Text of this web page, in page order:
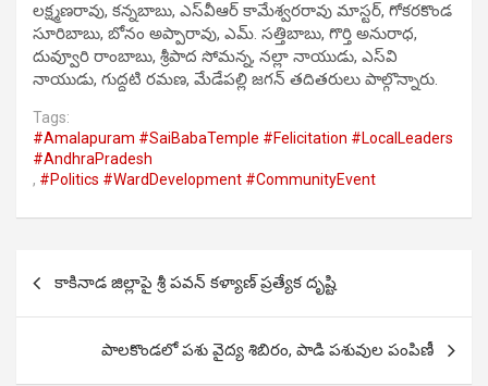
లక్ష్మణరావు, కన్నబాబు, ఎస్‌వీఆర్ కామేశ్వరరావు మాస్టర్, గోకరకొండ
సూరిబాబు, బోనం అప్పారావు, ఎమ్. సత్తిబాబు, గొర్తి అనురాధ,
దువ్వూరి రాంబాబు, శ్రీపాద సోమన్న, నల్లా నాయుడు, ఎస్‌వి
నాయుడు, గుద్దటి రమణ, మేడేపల్లి జగన్ తదితరులు పాల్గొన్నారు.
Tags:
#Amalapuram #SaiBabaTemple #Felicitation #LocalLeaders
#AndhraPradesh
, #Politics #WardDevelopment #CommunityEvent
navigation
కాకినాడ జిల్లాపై శ్రీ పవన్ కళ్యాణ్ ప్రత్యేక దృష్టి
పాలకొండలో పశు వైద్య శిబిరం, పాడి పశువుల పంపిణీ